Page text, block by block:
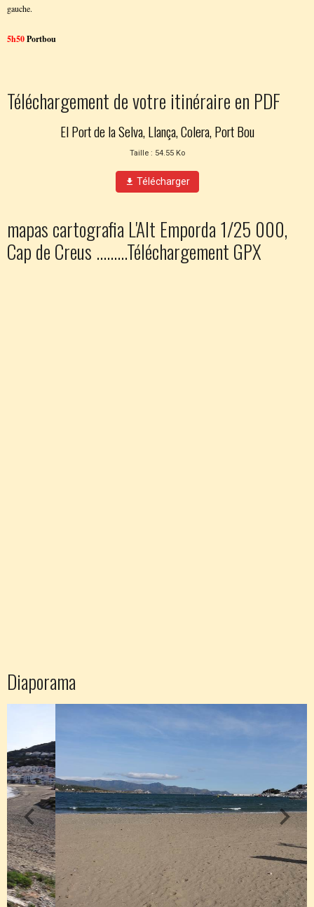
gauche.
5h50Portbou
Téléchargement de votre itinéraire en PDF
El Port de la Selva, Llança, Colera, Port Bou
Taille : 54.55 Ko
Télécharger
mapas cartografia L'Alt Emporda 1/25 000,
Cap de Creus .........Téléchargement GPX
Diaporama